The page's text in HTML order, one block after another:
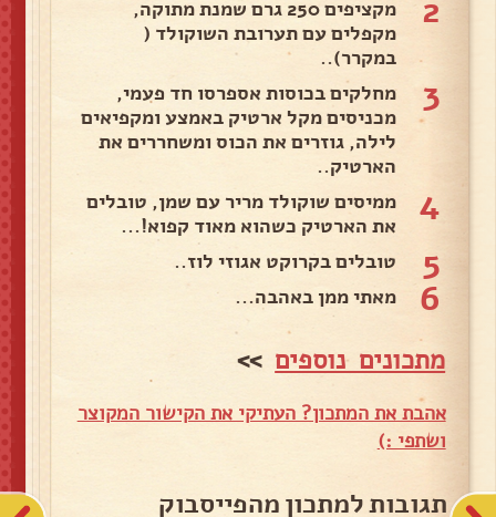
2
מקציפים 250 גרם שמנת מתוקה,
מקפלים עם תערובת השוקולד (
במקרר)..
3
מחלקים בכוסות אספרסו חד פעמי,
מכניסים מקל ארטיק באמצע ומקפיאים
לילה, גוזרים את הכוס ומשחררים את
הארטיק..
4
ממיסים שוקולד מריר עם שמן, טובלים
את הארטיק כשהוא מאוד קפוא!...
5 טובלים בקרוקט אגוזי לוז..
6 מאתי ממן באהבה...
מתכונים נוספים >>
אהבת את המתכון? העתיקי את הקישור המקוצר
ושתפי :)
תגובות למתכון מהפייסבוק